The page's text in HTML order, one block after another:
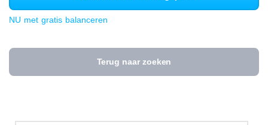
NU met gratis balanceren
Terug naar zoeken